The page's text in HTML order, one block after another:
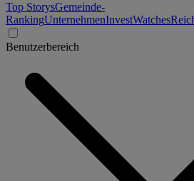
Top StorysGemeinde-
RankingUnternehmenInvestWatches
Benutzerbereich